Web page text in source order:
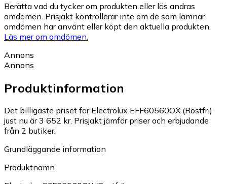
Berätta vad du tycker om produkten eller läs andras
omdömen. Prisjakt kontrollerar inte om de som lämnar
omdömen har använt eller köpt den aktuella produkten.
Läs mer om omdömen.
Annons
Annons
Produktinformation
Det billigaste priset för Electrolux EFF60560OX (Rostfri)
just nu är 3 652 kr. Prisjakt jämför priser och erbjudande
från 2 butiker.
Grundläggande information
Produktnamn